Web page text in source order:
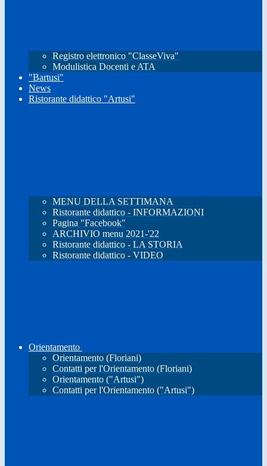
Registro elettronico "ClasseViva"
Modulistica Docenti e ATA
"Bartusi"
News
Ristorante didattico "Artusi"
MENU DELLA SETTIMANA
Ristorante didattico - INFORMAZIONI
Pagina "Facebook"
ARCHIVIO menu 2021-'22
Ristorante didattico - LA STORIA
Ristorante didattico - VIDEO
Orientamento
Orientamento (Floriani)
Contatti per l'Orientamento (Floriani)
Orientamento ("Artusi")
Contatti per l'Orientamento ("Artusi")